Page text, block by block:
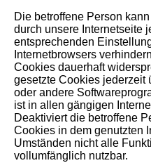
Die betroffene Person
durch unsere Internetseite
entsprechenden
Internetbrowsers
Cookies dauerhaft
gesetzte Cookies jederzeit
oder andere
ist in allen gängigen
Deaktiviert die betroffene
Cookies in dem genutzten
Umständen nicht alle
vollumfänglich nutzbar.